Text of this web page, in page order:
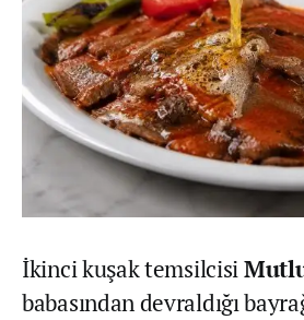
İkinci kuşak temsilcisi
babasından devraldığı